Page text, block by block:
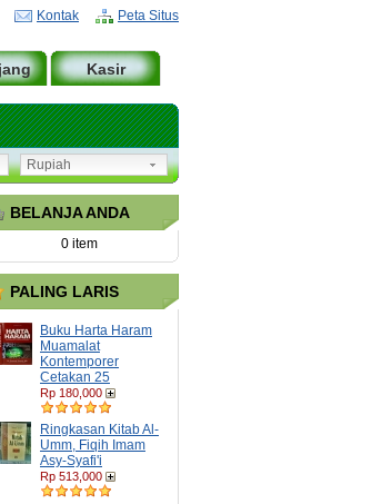
Kontak Peta Situs
Kasir
Rupiah
BELANJA ANDA
0 item
PALING LARIS
Buku Harta Haram
Muamalat
Kontemporer
Cetakan 25
Rp 180,000
Ringkasan Kitab Al-
Umm, Fiqih Imam
Asy-Syafi'i
Rp 513,000